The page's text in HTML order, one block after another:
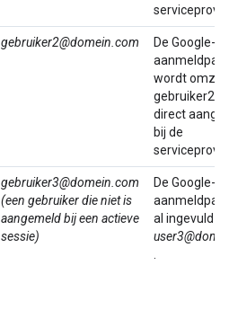
gebruiker2@domein.com
De Google-
wordt
gebruiker2
direct
bij de
gebruiker3@domein.com
(een gebruiker die niet is
aangemeld bij een actieve
sessie)
De Google-
al ingevuld